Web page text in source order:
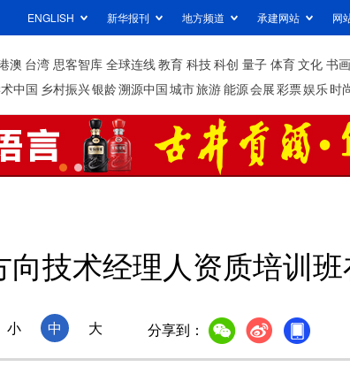
ENGLISH 新华报刊 地方频道 承建网站 网
澳 台湾 思客智库 全球连线教育 科技科创 量子 体育文化 书画
中国 乡村振兴银龄溯源中国城市旅游能源会展彩票娱乐时
技术经理人资质培训
小 中 大 分享到：